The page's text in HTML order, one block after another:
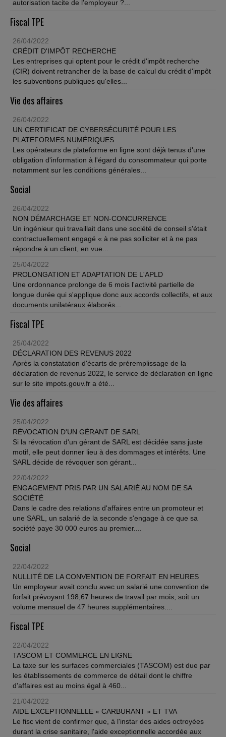
autorisation tacite de l'employeur ?...
Fiscal TPE
26/04/2022
CRÉDIT D'IMPÔT RECHERCHE
Les entreprises qui optent pour le crédit d'impôt recherche
(CIR) doivent retrancher de la base de calcul du crédit d'impôt
les subventions publiques qu'elles...
Vie des affaires
26/04/2022
UN CERTIFICAT DE CYBERSÉCURITÉ POUR LES
PLATEFORMES NUMÉRIQUES
Les opérateurs de plateforme en ligne sont déjà tenus d'une
obligation d'information à l'égard du consommateur qui porte
notamment sur les conditions générales...
Social
26/04/2022
NON DÉMARCHAGE ET NON-CONCURRENCE
Un ingénieur qui travaillait dans une société de conseil s'était
contractuellement engagé « à ne pas solliciter et à ne pas
répondre à un client, en vue...
25/04/2022
PROLONGATION ET ADAPTATION DE L'APLD
Une ordonnance prolonge de 6 mois l'activité partielle de
longue durée qui s'applique donc aux accords collectifs, et aux
documents unilatéraux élaborés...
Fiscal TPE
25/04/2022
DÉCLARATION DES REVENUS 2022
Après la constatation d'écarts de préremplissage de la
déclaration de revenus 2022, le service de déclaration en ligne
sur le site impots.gouv.fr a été...
Vie des affaires
25/04/2022
RÉVOCATION D'UN GÉRANT DE SARL
Si la révocation d'un gérant de SARL est décidée sans juste
motif, elle peut donner lieu à des dommages et intérêts. Une
SARL décide de révoquer son gérant...
22/04/2022
ENGAGEMENT PRIS PAR UN SALARIÉ AU NOM DE SA
SOCIÉTÉ
Dans le cadre des relations d'affaires entre un promoteur et
une SARL, un salarié de la seconde s'engage à ce que sa
société paye 30 000 euros au premier....
Social
22/04/2022
NULLITÉ DE LA CONVENTION DE FORFAIT EN HEURES
Un employeur avait conclu avec un salarié une convention de
forfait prévoyant 198,67 heures de travail par mois, soit un
volume mensuel de 47 heures supplémentaires....
Fiscal TPE
22/04/2022
TASCOM ET COMMERCE EN LIGNE
La taxe sur les surfaces commerciales (TASCOM) est due par
les établissements de commerce de détail dont le chiffre
d'affaires est au moins égal à 460...
21/04/2022
AIDE EXCEPTIONNELLE « CARBURANT » ET TVA
Le fisc vient de confirmer que, à l'instar des aides octroyées
durant la crise sanitaire, l'aide exceptionnelle accordée aux